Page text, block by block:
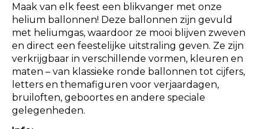
Maak van elk feest een blikvanger met onze
helium ballonnen! Deze ballonnen zijn gevuld
met heliumgas, waardoor ze mooi blijven zweven
en direct een feestelijke uitstraling geven. Ze zijn
verkrijgbaar in verschillende vormen, kleuren en
maten – van klassieke ronde ballonnen tot cijfers,
letters en themafiguren voor verjaardagen,
bruiloften, geboortes en andere speciale
gelegenheden.